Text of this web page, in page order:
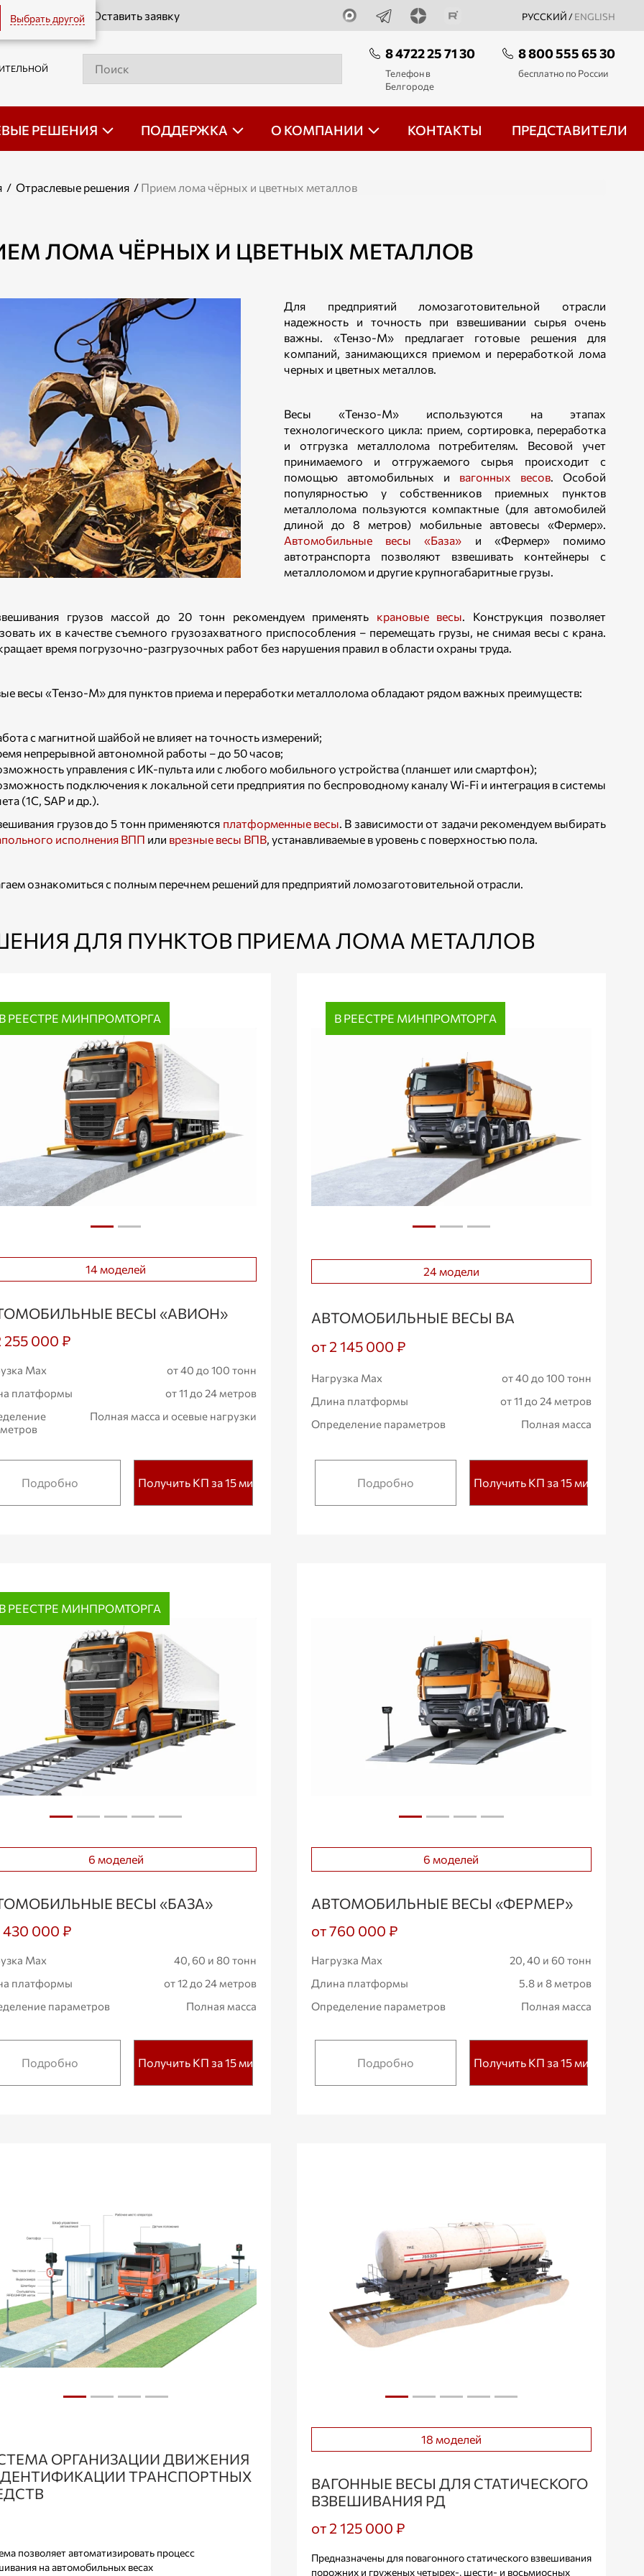
Выбрать другой РУССКИЙ / ENGLISH
Оставить заявку
8 4722 25 71 30
Телефон в
Белгороде
8 800 555 65 30
бесплатно по России
РЕШЕНИЯ ПОДДЕРЖКА О КОМПАНИИ КОНТАКТЫ ПРЕДСТАВИТЕЛИ
/ Отраслевые решения / Прием лома чёрных и цветных металлов
ЛОМА ЧЁРНЫХ И ЦВЕТНЫХ МЕТАЛЛОВ
Для предприятий ломозаготовительной отрасли
надежность и точность при взвешивании сырья очень
важны. «Тензо-М» предлагает готовые решения для
компаний, занимающихся приемом и переработкой лома
черных и цветных металлов.
Весы «Тензо-М» используются на этапах
технологического цикла: прием, сортировка, переработка
и отгрузка металлолома потребителям. Весовой учет
принимаемого и отгружаемого сырья происходит с
помощью автомобильных и вагонных весов. Особой
популярностью у собственников приемных пунктов
металлолома пользуются компактные (для автомобилей
длиной до 8 метров) мобильные автовесы «Фермер».
Автомобильные весы «База» и «Фермер» помимо
автотранспорта позволяют взвешивать контейнеры с
металлоломом и другие крупногабаритные грузы.
грузов массой до 20 тонн рекомендуем применять крановые весы. Конструкция позволяет
их в качестве съемного грузозахватного приспособления – перемещать грузы, не снимая весы с крана.
время погрузочно-разгрузочных работ без нарушения правил в области охраны труда.
весы «Тензо-М» для пунктов приема и переработки металлолома обладают рядом важных преимуществ:
с магнитной шайбой не влияет на точность измерений;
непрерывной автономной работы – до 50 часов;
управления с ИК-пульта или с любого мобильного устройства (планшет или смартфон);
подключения к локальной сети предприятия по беспроводному каналу Wi-Fi и интеграция в системы
(1С, SAP и др.).
грузов до 5 тонн применяются платформенные весы. В зависимости от задачи рекомендуем выбирать
исполнения ВПП или врезные весы ВПВ, устанавливаемые в уровень с поверхностью пола.
ознакомиться с полным перечнем решений для предприятий ломозаготовительной отрасли.
ДЛЯ ПУНКТОВ ПРИЕМА ЛОМА МЕТАЛЛОВ
В РЕЕСТРЕ МИНПРОМТОРГА
14 моделей
ВЕСЫ «АВИОН»
255 000 ₽
Max
от 40 до 100 тонн
платформы
от 11 до 24 метров
Полная масса и осевые нагрузки
Подробно Получить КП за 15 мин.
В РЕЕСТРЕ МИНПРОМТОРГА
24 модели
АВТОМОБИЛЬНЫЕ ВЕСЫ ВА
от 2 145 000 ₽
Нагрузка Max
от 40 до 100 тонн
Длина платформы
от 11 до 24 метров
Определение параметров
Полная масса
Подробно Получить КП за 15 мин.
В РЕЕСТРЕ МИНПРОМТОРГА
6 моделей
ВЕСЫ «БАЗА»
430 000 ₽
Max
40, 60 и 80 тонн
платформы
от 12 до 24 метров
параметров
Полная масса
Подробно Получить КП за 15 мин.
6 моделей
АВТОМОБИЛЬНЫЕ ВЕСЫ «ФЕРМЕР»
от 760 000 ₽
Нагрузка Max
20, 40 и 60 тонн
Длина платформы
5.8 и 8 метров
Определение параметров
Полная масса
Подробно Получить КП за 15 мин.
ОРГАНИЗАЦИИ ДВИЖЕНИЯ
ТРАНСПОРТНЫХ
позволяет автоматизировать процесс
на автомобильных весах
18 моделей
ВАГОННЫЕ ВЕСЫ ДЛЯ СТАТИЧЕСКОГО
ВЗВЕШИВАНИЯ РД
от 2 125 000 ₽
Предназначены для повагонного статического взвешивания
порожних и груженых четырех-, шести- и восьмиосных